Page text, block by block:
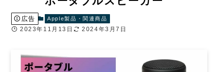
広告 Apple製品・関連商品
2023年11月13日 2024年3月7日